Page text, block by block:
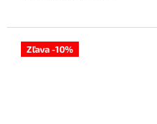
Zľava -10%